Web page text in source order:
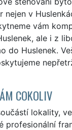
v
vám
ale i z
do Huslenek.
COKOLIV
lokality,
profesionální